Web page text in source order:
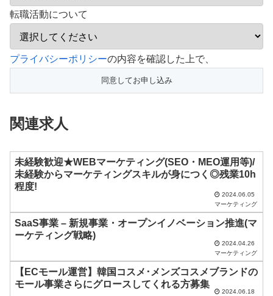
転職活動について
こ
フ
ー
ド
は
の
ま
に
し
プライバシーポリシーの内容を確認した上で、
関連求人
未経験歓迎★WEBマーケティング(SEO・MEO運用等)/
未経験からマーケティングスキルが身につく◎残業10h
程度!
2024.06.05
マーケティング
SaaS事業 – 新規事業・オープンイノベーション推進(マ
ーケティング戦略)
2024.04.26
マーケティング
【ECモール運営】韓国コスメ･メンズコスメブランドの
モール事業さらにグロースしてくれる方募集
2024.06.18